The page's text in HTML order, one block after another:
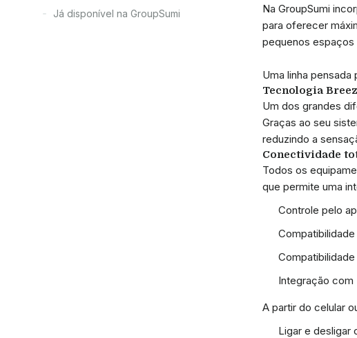
Já disponível na GroupSumi
Na GroupSumi
para oferecer
pequenos espaços
Uma linha
Tecnologia
Um dos grandes
Graças ao seu
reduzindo a
Conectividade
Todos os
que permite uma
Controle pelo
Integração com
A partir do celular
Ligar e desligar